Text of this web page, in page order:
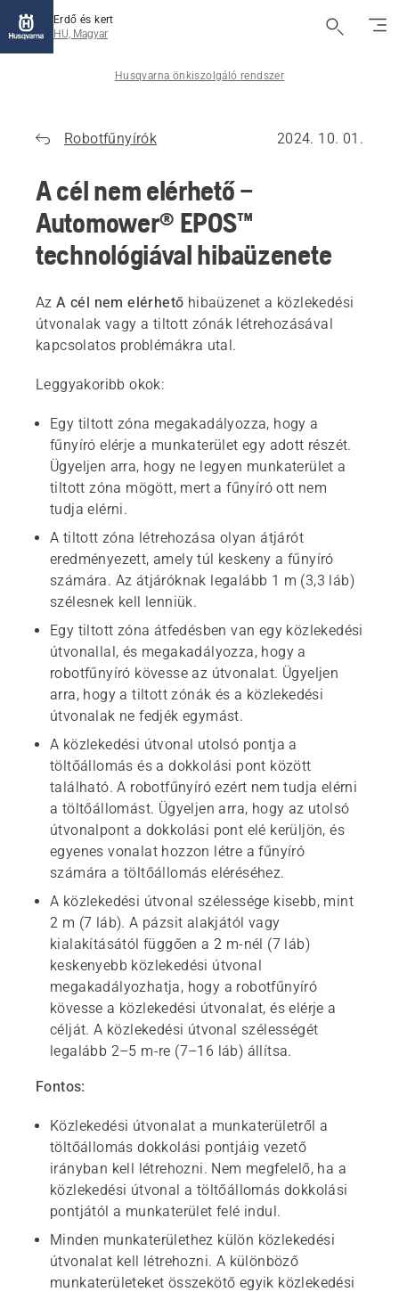
Erdő és kert
HU, Magyar
Husqvarna önkiszolgáló rendszer
Robotfűnyírók 2024. 10. 01.
A cél nem elérhető –
Automower® EPOS™
technológiával hibaüzenete
AzA cél nem elérhető hibaüzenet a közlekedési
útvonalak vagy a tiltott zónák létrehozásával
kapcsolatos problémákra utal.
Leggyakoribb okok:
Egy tiltott zóna megakadályozza, hogy a
fűnyíró elérje a munkaterület egy adott részét.
Ügyeljen arra, hogy ne legyen munkaterület a
tiltott zóna mögött, mert a fűnyíró ott nem
tudja elérni.
A tiltott zóna létrehozása olyan átjárót
eredményezett, amely túl keskeny a fűnyíró
számára. Az átjáróknak legalább 1 m (3,3 láb)
szélesnek kell lenniük.
Egy tiltott zóna átfedésben van egy közlekedési
útvonallal, és megakadályozza, hogy a
robotfűnyíró kövesse az útvonalat. Ügyeljen
arra, hogy a tiltott zónák és a közlekedési
útvonalak ne fedjék egymást.
A közlekedési útvonal utolsó pontja a
töltőállomás és a dokkolási pont között
található. A robotfűnyíró ezért nem tudja elérni
a töltőállomást. Ügyeljen arra, hogy az utolsó
útvonalpont a dokkolási pont elé kerüljön, és
egyenes vonalat hozzon létre a fűnyíró
számára a töltőállomás eléréséhez.
A közlekedési útvonal szélessége kisebb, mint
2 m (7 láb). A pázsit alakjától vagy
kialakításától függően a 2 m-nél (7 láb)
keskenyebb közlekedési útvonal
megakadályozhatja, hogy a robotfűnyíró
kövesse a közlekedési útvonalat, és elérje a
célját. A közlekedési útvonal szélességét
legalább 2–5 m-re (7–16 láb) állítsa.
Fontos:
Közlekedési útvonalat a munkaterületről a
töltőállomás dokkolási pontjáig vezető
irányban kell létrehozni. Nem megfelelő, ha a
közlekedési útvonal a töltőállomás dokkolási
pontjától a munkaterület felé indul.
Minden munkaterülethez külön közlekedési
útvonalat kell létrehozni. A különböző
munkaterületeket összekötő egyik közlekedési